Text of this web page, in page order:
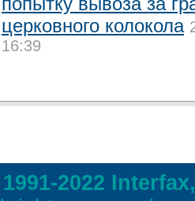
церковного колокола
16:39
2022